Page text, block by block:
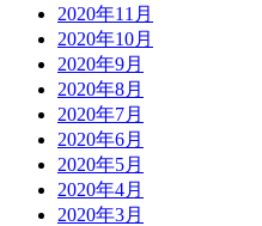
2020年11月
2020年10月
2020年9月
2020年8月
2020年7月
2020年6月
2020年5月
2020年4月
2020年3月